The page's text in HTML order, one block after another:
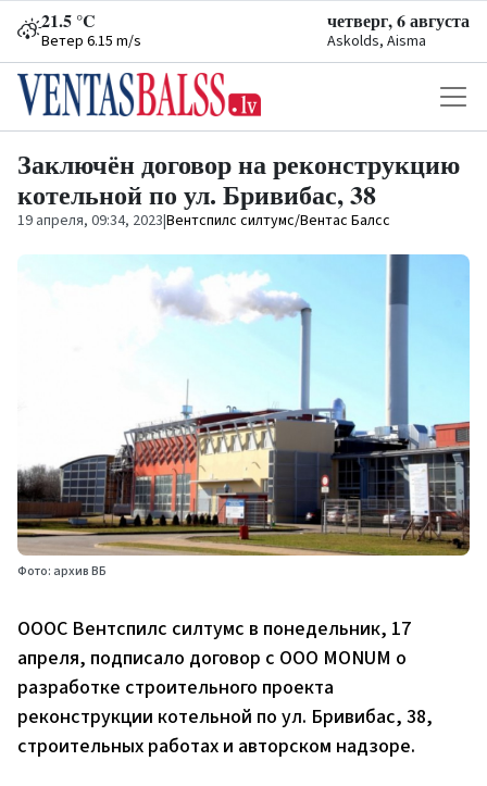
21.5 °C
Ветер 6.15 m/s
четверг, 6 августа
Askolds, Aisma
Заключён договор на реконструкцию
котельной по ул. Бривибас, 38
19 апреля, 09:34, 2023|Вентспилс силтумс/Вентас Балсс
Фото: архив ВБ
ОООС Вентспилс силтумс в понедельник, 17
апреля, подписало договор с ООО MONUM о
разработке строительного проекта
реконструкции котельной по ул. Бривибас, 38,
строительных работах и авторском надзоре.